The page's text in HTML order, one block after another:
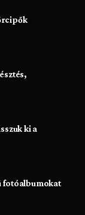
ki a
fotóalbumokat